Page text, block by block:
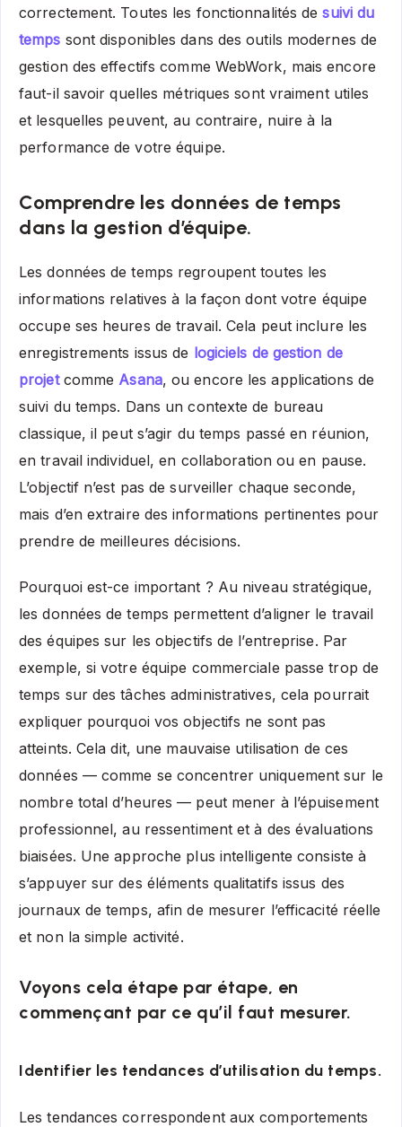
correctement. Toutes les fonctionnalités desuivi du
temps sont disponibles dans des outils modernes de
gestion des effectifs comme WebWork, mais encore
faut-il savoir quelles métriques sont vraiment utiles
et lesquelles peuvent, au contraire, nuire à la
performance de votre équipe.
Comprendre les données de temps
dans la gestion d’équipe.
Les données de temps regroupent toutes les
informations relatives à la façon dont votre équipe
occupe ses heures de travail. Cela peut inclure les
enregistrements issus de logiciels de gestion de
projetcomme Asana, ou encore les applications de
suivi du temps. Dans un contexte de bureau
classique, il peut s’agir du temps passé en réunion,
en travail individuel, en collaboration ou en pause.
L’objectif n’est pas de surveiller chaque seconde,
mais d’en extraire des informations pertinentes pour
prendre de meilleures décisions.
Pourquoi est-ce important ? Au niveau stratégique,
les données de temps permettent d’aligner le travail
des équipes sur les objectifs de l’entreprise. Par
exemple, si votre équipe commerciale passe trop de
temps sur des tâches administratives, cela pourrait
expliquer pourquoi vos objectifs ne sont pas
atteints. Cela dit, une mauvaise utilisation de ces
données — comme se concentrer uniquement sur le
nombre total d’heures — peut mener à l’épuisement
professionnel, au ressentiment et à des évaluations
biaisées. Une approche plus intelligente consiste à
s’appuyer sur des éléments qualitatifs issus des
journaux de temps, afin de mesurer l’efficacité réelle
et non la simple activité.
Voyons cela étape par étape, en
commençant par ce qu’il faut mesurer.
Identifier les tendances d’utilisation du temps.
Les tendances correspondent aux comportements